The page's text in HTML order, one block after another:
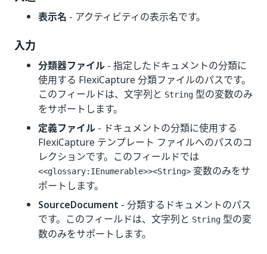
表示名 - アクティビティの表示名です。
入力
分類器ファイル - 指定したドキュメントの分類に
使用する FlexiCapture 分類ファイルのパスです。
このフィールドは、文字列と String 型の変数のみ
をサポートします。
定義ファイル - ドキュメントの分類に使用する
FlexiCapture テンプレート ファイルへのパスのコ
レクションです。このフィールドでは
<<glossary:IEnumerable>><String> 変数のみをサ
ポートします。
SourceDocument - 分類するドキュメントのパス
です。このフィールドは、文字列と String 型の変
数のみをサポートします。